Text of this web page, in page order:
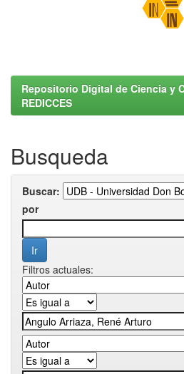
Repositorio Digital de Ciencia y
REDICCES
Busqueda
Buscar:
por
Filtros actuales: